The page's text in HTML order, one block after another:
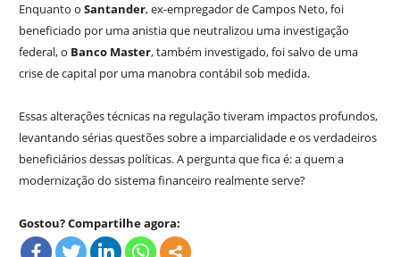
Enquanto o Santander, ex-empregador de Campos Neto, foi
beneficiado por uma anistia que neutralizou uma investigação
federal, o Banco Master, também investigado, foi salvo de uma
crise de capital por uma manobra contábil sob medida.
Essas alterações técnicas na regulação tiveram impactos profundos,
levantando sérias questões sobre a imparcialidade e os verdadeiros
beneficiários dessas políticas. A pergunta que fica é: a quem a
modernização do sistema financeiro realmente serve?
Gostou? Compartilhe agora: